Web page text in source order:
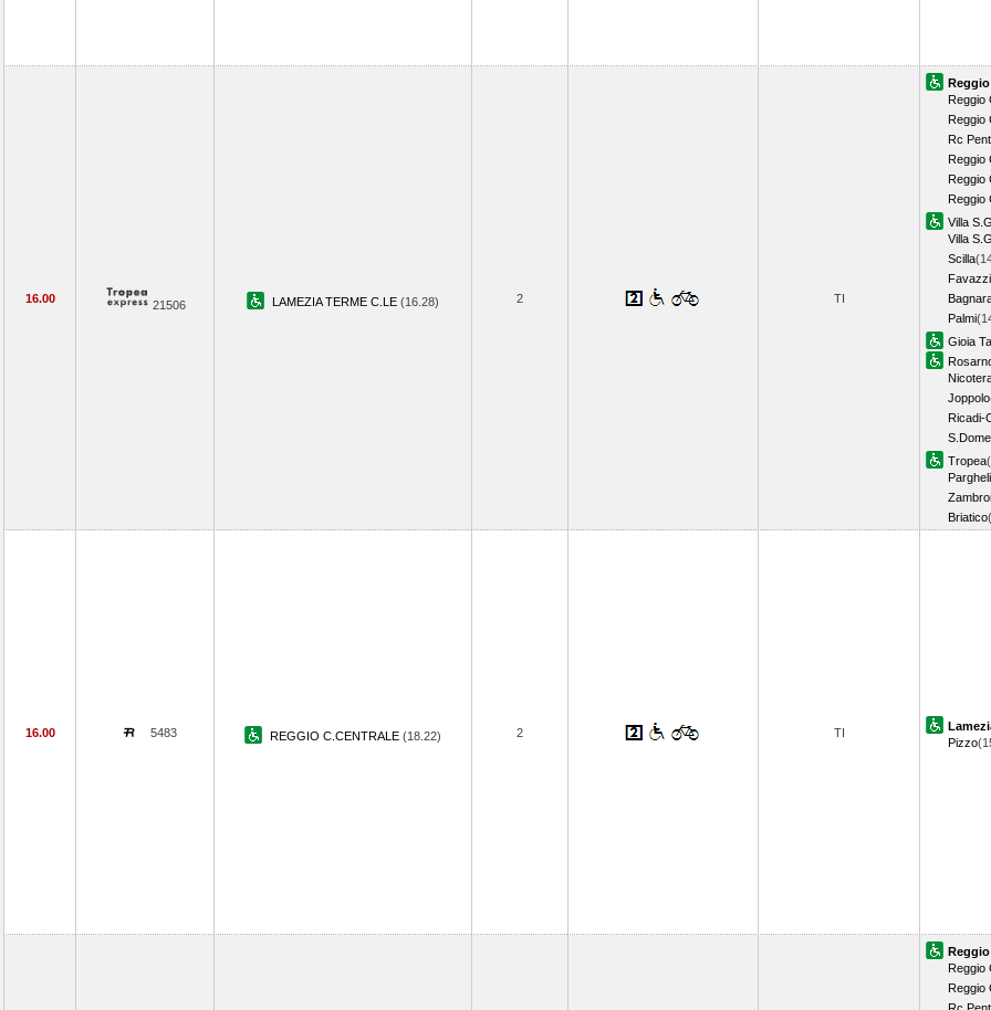
16.00 21506 LAMEZIA TERME C.LE (16.28) 2 TI
Reggio
Reggio
Rc
Reggio
Reggio
Reggio
Villa
Villa
Scilla
Palmi
Gioia
Joppolo
Ricadi-
Tropea
Briatico
16.00 5483 REGGIO C.CENTRALE (18.22) 2 TI
Pizzo
Reggio
Reggio